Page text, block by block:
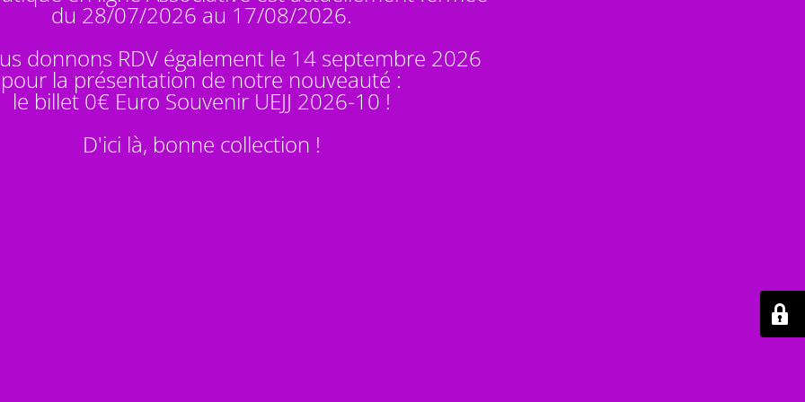
du 28/07/2026 au 17/08/2026.
donnons RDV également le 14 septembre 2026
pour la présentation de notre nouveauté :
le billet 0€ Euro Souvenir UEJJ 2026-10 !
D'ici là, bonne collection !